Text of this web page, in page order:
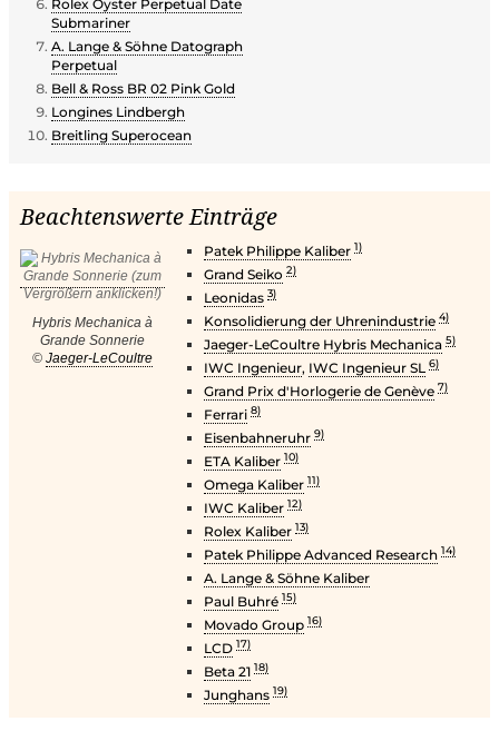
Rolex Oyster Perpetual Date
Submariner
A. Lange & Söhne Datograph
Perpetual
Bell & Ross BR 02 Pink Gold
Longines Lindbergh
Breitling Superocean
Beachtenswerte Einträge
Hybris Mechanica à
Grande Sonnerie
© Jaeger-LeCoultre
Patek Philippe Kaliber 1)
Grand Seiko 2)
Leonidas 3)
Konsolidierung der Uhrenindustrie 4)
Jaeger-LeCoultre Hybris Mechanica 5)
IWC Ingenieur, IWC Ingenieur SL 6)
Grand Prix d'Horlogerie de Genève 7)
Ferrari 8)
Eisenbahneruhr 9)
ETA Kaliber 10)
Omega Kaliber 11)
IWC Kaliber 12)
Rolex Kaliber 13)
Patek Philippe Advanced Research 14)
A. Lange & Söhne Kaliber
Paul Buhré 15)
Movado Group 16)
LCD 17)
Beta 21 18)
Junghans 19)